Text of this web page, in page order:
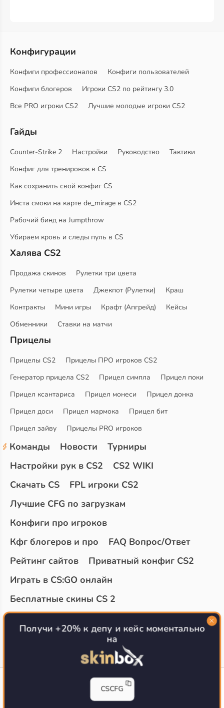
Конфигурации
Конфиги профессионалов
Конфиги пользователей
Конфиги блогеров
Игроки CS2 по рейтингу 3.0
Все PRO игроки CS2
Лучшие молодые игроки CS2
Гайды
Counter-Strike 2 Настройки Руководство
Тактики
Конфиг для тренировок в CS
Как сохранить свой конфиг CS
Инста смоки на карте de_mirage в CS2
Рабочий бинд на Jumpthrow
Убираем кровь и следы пуль в CS
Халява CS2
Продажа скинов
Рулетки три цвета
Рулетки четыре цвета
Джекпот (Рулетки)
Краш
Контракты
Мини игры Крафт (Апгрейд)
Кейсы
Обменники
Ставки на матчи
Прицелы
Прицелы CS2
Прицелы ПРО игроков CS2
Генератор прицела CS2
Прицел симпла
Прицел поки
Прицел ксантариса
Прицел монеси
Прицел донка
Прицел доси
Прицел мармока
Прицел бит
Прицел зайву
Прицелы PRO игроков
Команды Новости
Турниры
Настройки рук в CS2
CS2 WIKI
Скачать CS
FPL игроки CS2
Лучшие CFG по загрузкам
Конфиги про игроков
Кфг блогеров и про
FAQ Вопрос/Ответ
Рейтинг сайтов
Приватный конфиг CS2
Играть в CS:GO онлайн
Бесплатные скины CS 2
Получи +20% к депу и кейс моментально
на
CSCFG